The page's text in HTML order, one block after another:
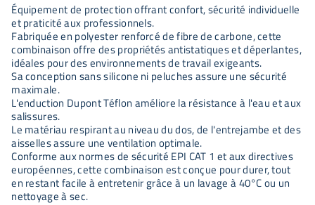
Équipement de protection offrant confort, sécurité individuelle
et praticité aux professionnels.
Fabriquée en polyester renforcé de fibre de carbone, cette
combinaison offre des propriétés antistatiques et déperlantes,
idéales pour des environnements de travail exigeants.
Sa conception sans silicone ni peluches assure une sécurité
maximale.
L'enduction Dupont Téflon améliore la résistance à l'eau et aux
salissures.
Le matériau respirant au niveau du dos, de l'entrejambe et des
aisselles assure une ventilation optimale.
Conforme aux normes de sécurité EPI CAT 1 et aux directives
européennes, cette combinaison est conçue pour durer, tout
en restant facile à entretenir grâce à un lavage à 40°C ou un
nettoyage à sec.